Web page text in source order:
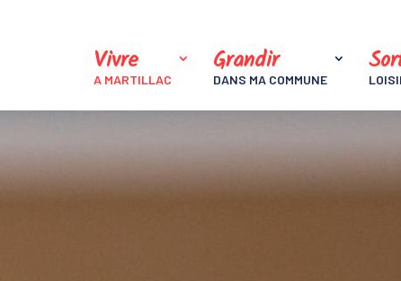
Vivre
A MARTILLAC
Grandir
DANS MA COMMUNE